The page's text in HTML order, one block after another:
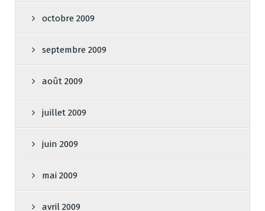
octobre 2009
septembre 2009
août 2009
juillet 2009
juin 2009
mai 2009
avril 2009